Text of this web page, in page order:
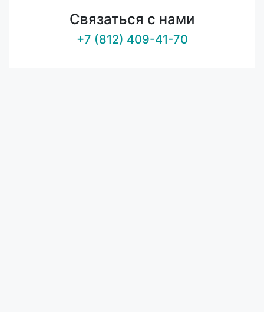
Связаться с нами
+7 (812) 409-41-70